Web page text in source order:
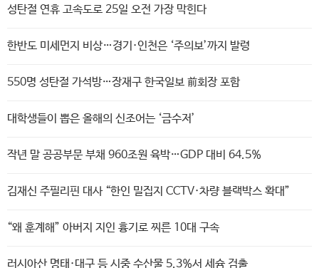
성탄절 연휴 고속도로 25일 오전 가장 막힌다
한반도 미세먼지 비상…경기·인천은 ‘주의보’까지 발령
550명 성탄절 가석방…장재구 한국일보 前회장 포함
대학생들이 뽑은 올해의 신조어는 ‘금수저’
작년 말 공공부문 부채 960조원 육박…GDP 대비 64.5%
김재신 주필리핀 대사 “한인 밀집지 CCTV·차량 블랙박스 확대”
“왜 훈계해” 아버지 지인 흉기로 찌른 10대 구속
러시아산 명태·대구 등 시중 수산물 5.3%서 세슘 검출